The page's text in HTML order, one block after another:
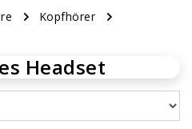
Kopfhörer
Headset